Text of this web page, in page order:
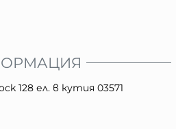
128 ел. в кутия 03571